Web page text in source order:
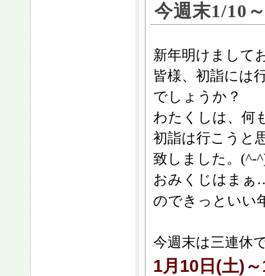
今週末1/10
新年明けまして
皆様、初詣には
でしょうか？
わたくしは、何
初詣は行こうと
致しました。(^-
おみくじはまぁ
のできっとい
今週末は三連休
1月10日(土)